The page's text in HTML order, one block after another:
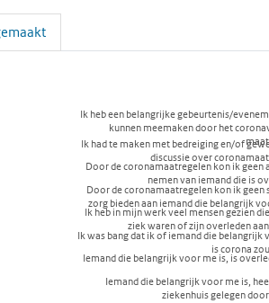
de datatabel
Ik heb een belangrijke gebeurtenis/
kunnen meemaken door het
Ik had te maken met bedreiging en/of
discussie over
Door de coronamaatregelen kon ik geen
nemen van iemand die is
Door de coronamaatregelen kon ik geen
zorg bieden aan iemand die belangrijk
Ik heb in mijn werk veel mensen gezien
ziek waren of zijn overleden
Ik was bang dat ik of iemand die belangrijk
is corona
Iemand die belangrijk voor me is, is
Iemand die belangrijk voor me is,
ziekenhuis gelegen